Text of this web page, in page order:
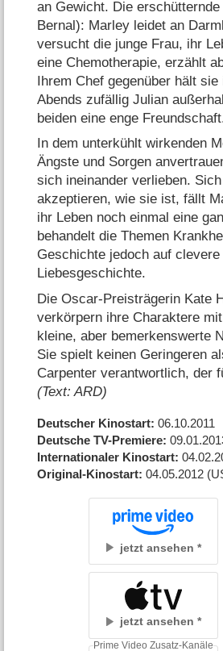
an Gewicht. Die
Bernal): Marley leidet an
versucht die junge Frau, ihr
eine Chemotherapie, erzählt
Ihrem Chef gegenüber hält
Abends zufällig Julian
beiden eine enge
In dem unterkühlt wirkenden
Ängste und Sorgen
sich ineinander verlieben.
akzeptieren, wie sie ist, fällt
ihr Leben noch einmal eine
behandelt die Themen
Geschichte jedoch auf
Liebesgeschichte.
Die Oscar-Preisträgerin Kate
verkörpern ihre Charaktere
kleine, aber bemerkenswerte
Sie spielt keinen Geringeren
Carpenter verantwortlich, der
(Text: ARD)
Deutscher Kinostart 06.10.2011
Deutsche TV-Premiere
Internationaler Kinostart
Original-Kinostart 04.05.2012
jetzt ansehen
jetzt ansehen
Prime Video Zusatz-Kanäle